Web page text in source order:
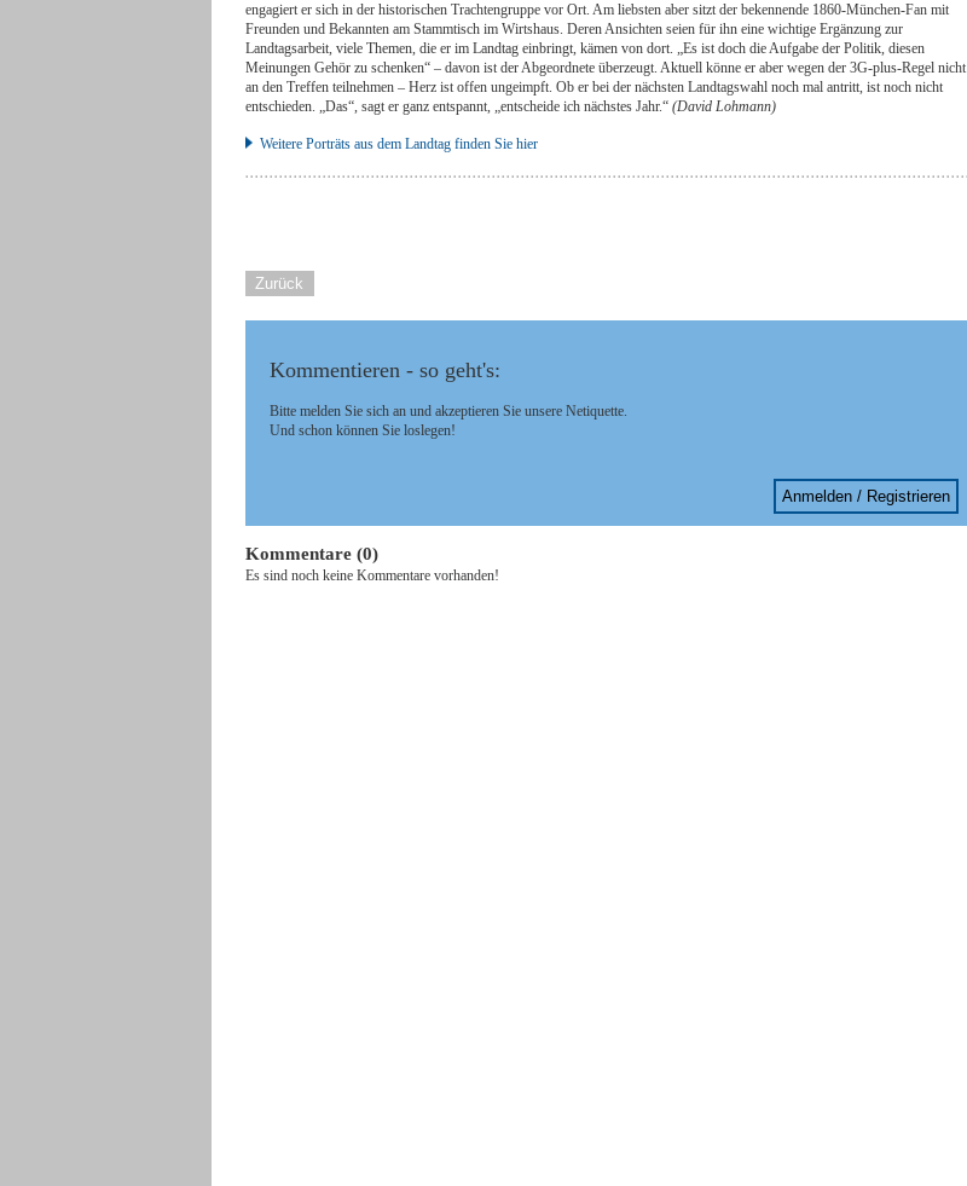
engagiert er sich in der historischen Trachtengruppe vor Ort. Am liebsten aber sitzt der bekennende 1860-München-Fan mit
Freunden und Bekannten am Stammtisch im Wirtshaus. Deren Ansichten seien für ihn eine wichtige Ergänzung zur
Landtagsarbeit, viele Themen, die er im Landtag einbringt, kämen von dort. „Es ist doch die Aufgabe der Politik, diesen
Meinungen Gehör zu schenken“ – davon ist der Abgeordnete überzeugt. Aktuell könne er aber wegen der 3G-plus-Regel nicht
an den Treffen teilnehmen – Herz ist offen ungeimpft. Ob er bei der nächsten Landtagswahl noch mal antritt, ist noch nicht
entschieden. „Das“, sagt er ganz entspannt, „entscheide ich nächstes Jahr.“ (David Lohmann)
Weitere Porträts aus dem Landtag finden Sie hier
Zurück
Kommentieren - so geht's:
Bitte melden Sie sich an und akzeptieren Sie unsere Netiquette.
Und schon können Sie loslegen!
Anmelden / Registrieren
Kommentare (0)
Es sind noch keine Kommentare vorhanden!